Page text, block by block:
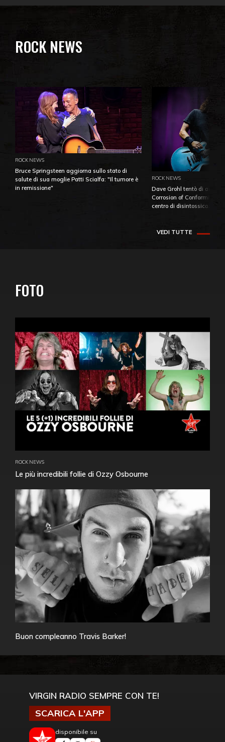
ROCK NEWS
ROCK NEWS
Bruce Springsteen aggiorna sullo stato di
salute di sua moglie Patti Scialfa: "Il tumore è
in remissione"
ROCK NEWS
Dave Grohl tentò di
Corrosion of Conformity
centro di
VEDI TUTTE
FOTO
ROCK NEWS
Le più incredibili follie di Ozzy Osbourne
Buon compleanno Travis Barker!
VIRGIN RADIO SEMPRE CON TE!
SCARICA L'APP
disponibile su